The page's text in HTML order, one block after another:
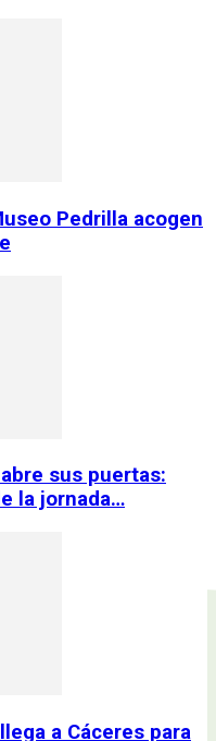
Pedrilla acogen
sus puertas:
la jornada…
a Cáceres para